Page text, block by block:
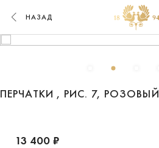
НАЗАД
ПЕРЧАТКИ , РИС. 7, РОЗОВЫЙ
13 400 ₽